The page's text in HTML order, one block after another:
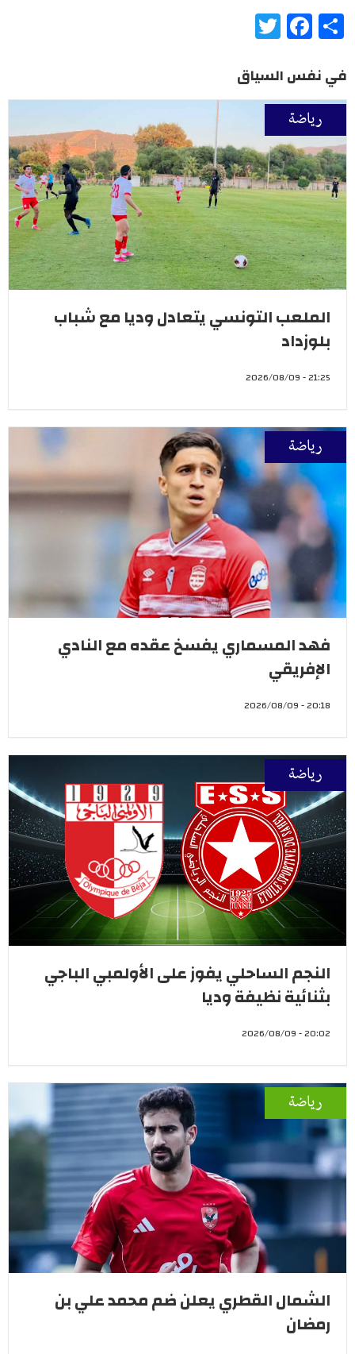
Share
Facebook
في نفس السياق
رياضة
الملعب التونسي يتعادل وديا مع شباب
بلوزداد
21:25 - 2026/08/09
رياضة
فهد المسماري يفسخ عقده مع النادي
الإفريقي
20:18 - 2026/08/09
رياضة
النجم الساحلي يفوز على الأولمبي الباجي
بثنائية نظيفة وديا
20:02 - 2026/08/09
رياضة
الشمال القطري يعلن ضم محمد علي بن
رمضان